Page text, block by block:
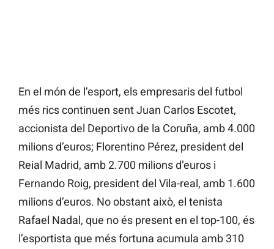
En el món de l’esport, els empresaris del futbol
més rics continuen sent Juan Carlos Escotet,
accionista del Deportivo de la Coruña, amb 4.000
milions d’euros; Florentino Pérez, president del
Reial Madrid, amb 2.700 milions d’euros i
Fernando Roig, president del Vila-real, amb 1.600
milions d’euros. No obstant això, el tenista
Rafael Nadal, que no és present en el top-100, és
l’esportista que més fortuna acumula amb 310